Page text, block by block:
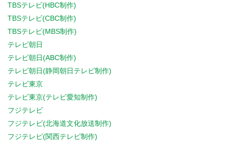
TBSテレビ(HBC制作)
TBSテレビ(CBC制作)
TBSテレビ(MBS制作)
テレビ朝日
テレビ朝日(ABC制作)
テレビ朝日(静岡朝日テレビ制作)
テレビ東京
テレビ東京(テレビ愛知制作)
フジテレビ
フジテレビ(北海道文化放送制作)
フジテレビ(関西テレビ制作)